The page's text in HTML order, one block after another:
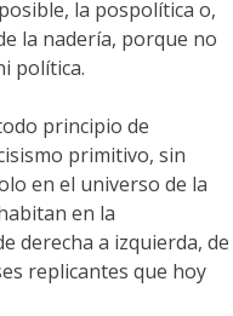
la pospolítica o,
la nadería, porque no
política.
principio de
primitivo, sin
en el universo de la
en la
derecha a izquierda, de
replicantes que hoy